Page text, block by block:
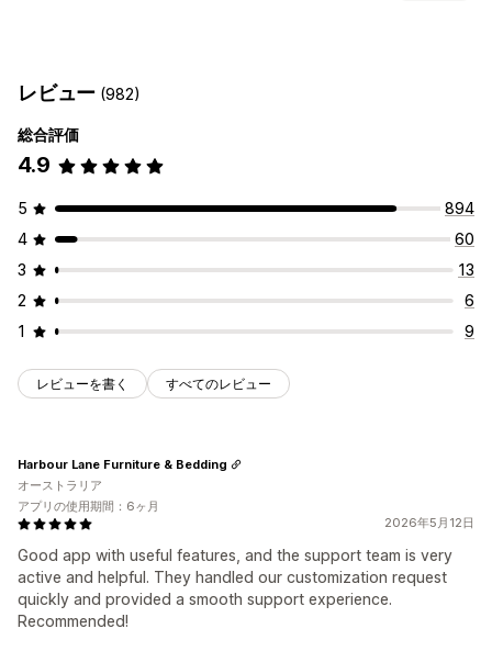
ポップアップ管理
ユニーク訪問者数
最近の訪問者数 販売件数
分析
コンバージョントラッキング
レビュー (982)
総合評価
4.9
5
894
4
60
3
13
2
6
1
9
レビューを書く すべてのレビュー
2026年5月12日
Good app with useful features, and the support team is very
active and helpful. They handled our customization request
quickly and provided a smooth support experience.
Recommended!
Harbour Lane Furniture & Bedding
オーストラリア
アプリの使用期間：6ヶ月